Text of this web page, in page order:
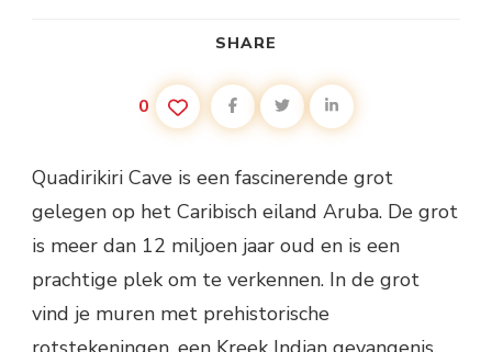
SHARE
0
Quadirikiri Cave is een fascinerende grot
gelegen op het Caribisch eiland Aruba. De grot
is meer dan 12 miljoen jaar oud en is een
prachtige plek om te verkennen. In de grot
vind je muren met prehistorische